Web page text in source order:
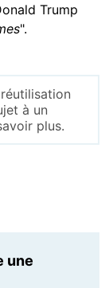
Trump
".
à un
plus.
une